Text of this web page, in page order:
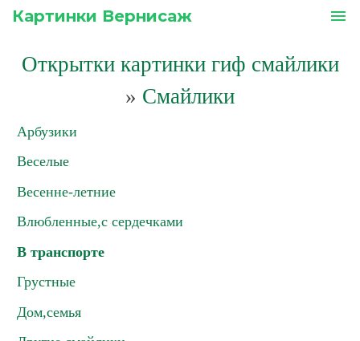
Картинки Вернисаж menu
Открытки картинки гиф смайлики
» Смайлики
Арбузики
Веселые
Весенне-летние
Влюбленные,с сердечками
В транспорте
Грустные
Дом,семья